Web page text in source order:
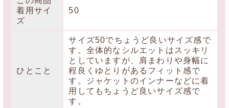
着用サイ
ズ
50
ひとこと
サイズ50でちょうど良いサイズ感で
す。全体的なシルエットはスッキリ
としていますが、肩まわりや身幅に
程良くゆとりがあるフィット感で
す。ジャケットのインナーなどに着
用してもちょうど良いサイズ感で
す。